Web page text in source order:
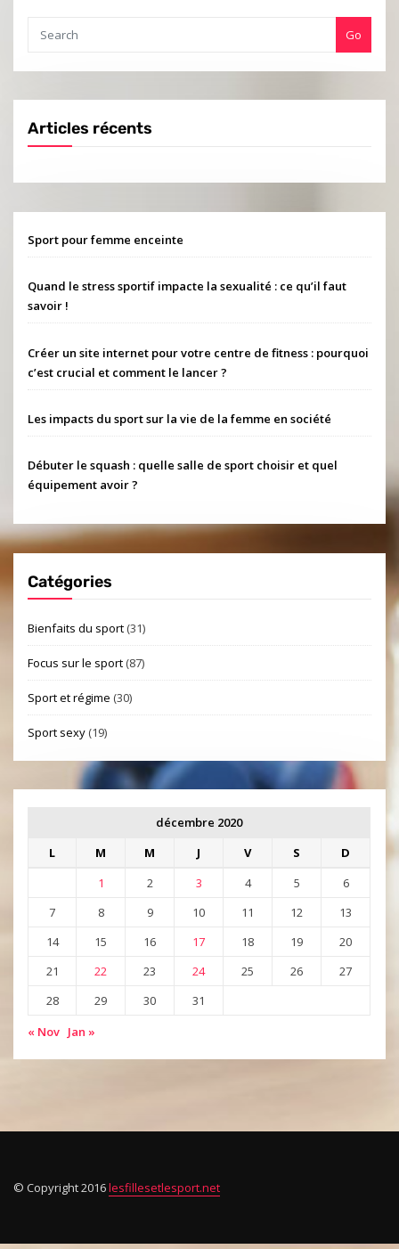
Go
Articles récents
Sport pour femme enceinte
Quand le stress sportif impacte la sexualité : ce qu’il faut
savoir !
Créer un site internet pour votre centre de fitness : pourquoi
c’est crucial et comment le lancer ?
Les impacts du sport sur la vie de la femme en société
Débuter le squash : quelle salle de sport choisir et quel
équipement avoir ?
Catégories
Bienfaits du sport (31)
Focus sur le sport (87)
Sport et régime (30)
Sport sexy (19)
décembre 2020
L
M M J V S
D
1
2 3 4 5
6
7
8 9 10 11 12
13
14
15 16 17 18 19
20
21
22 23 24 25 26
27
28
29 30
31
« Nov Jan »
© Copyright 2016lesfillesetlesport.net